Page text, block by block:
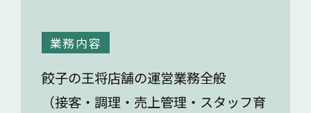
業務内容
餃子の王将店舗の運営業務全般
（接客・調理・売上管理・スタッフ育